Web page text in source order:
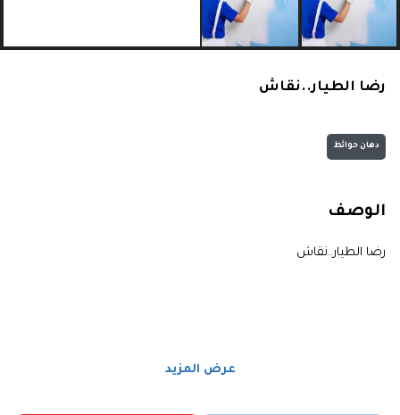
رضا الطيار..نقاش
دهان حوائط
الوصف
رضا الطيار..نقاش
عرض المزيد